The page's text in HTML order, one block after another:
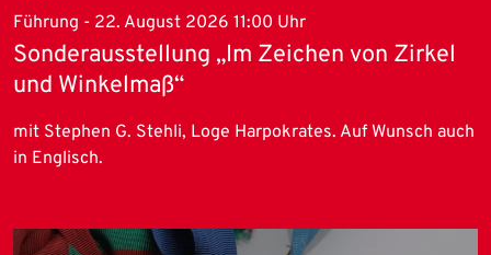
Führung - 22. August 2026 11:00 Uhr
Sonderausstellung „Im Zeichen von Zirkel
und Winkelmaß“
mit Stephen G. Stehli, Loge Harpokrates. Auf Wunsch auch
in Englisch.